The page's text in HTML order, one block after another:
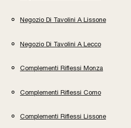
Negozio Di Tavolini A Lissone
Negozio Di Tavolini A Lecco
Complementi Riflessi Monza
Complementi Riflessi Como
Complementi Riflessi Lissone